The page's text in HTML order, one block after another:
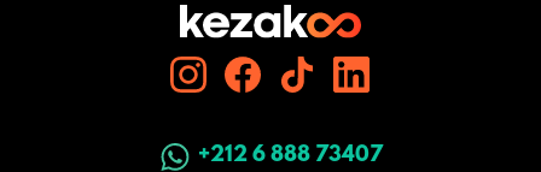
+212 6 888 73407